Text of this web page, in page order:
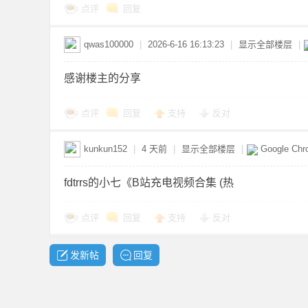
点评 回复
qwas100000 2026-6-16 16:13:23 显示全部楼层
感谢楼主的分享
点评 回复 支持 反对
kunkun152 4 天前 显示全部楼层 Google
fdtrrs的小七《B站充电视频合集 (热
点评 回复 支持 反对
发新帖 回复